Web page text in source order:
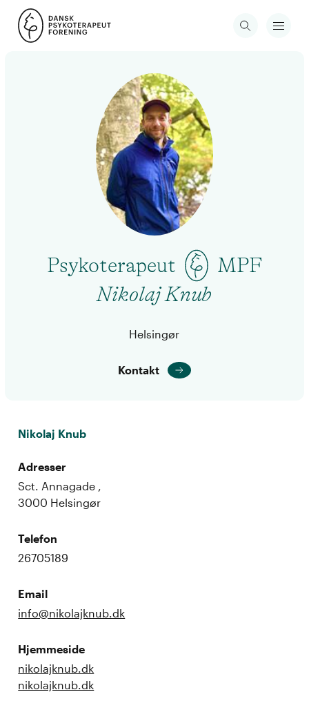
Psykoterapeut
MPF
Nikolaj Knub
Helsingør
Kontakt
Nikolaj Knub
Adresser
Sct. Annagade ,
3000 Helsingør
Telefon
26705189
Email
info@nikolajknub.dk
Hjemmeside
nikolajknub.dk
nikolajknub.dk